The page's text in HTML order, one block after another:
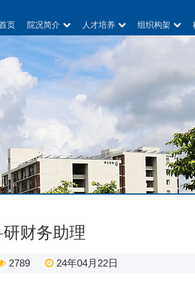
页 院况简介 人才培养 组织构架
财务助理
2789 24年04月22日